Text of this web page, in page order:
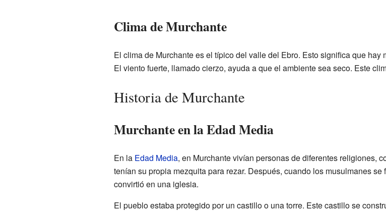
Clima de Murchante
El clima de Murchante es el típico del valle del Ebro. Esto significa que
El viento fuerte, llamado cierzo, ayuda a que el ambiente sea seco. Este
Historia de Murchante
Murchante en la Edad Media
En la Edad Media, en Murchante vivían personas de diferentes religiones,
tenían su propia mezquita para rezar. Después, cuando los musulmanes
convirtió en una iglesia.
El pueblo estaba protegido por un castillo o una torre. Este castillo se